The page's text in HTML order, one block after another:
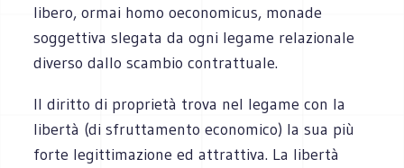
libero, ormai homo oeconomicus, monade
soggettiva slegata da ogni legame relazionale
diverso dallo scambio contrattuale.
Il diritto di proprietà trova nel legame con la
libertà (di sfruttamento economico) la sua più
forte legittimazione ed attrattiva. La libertà